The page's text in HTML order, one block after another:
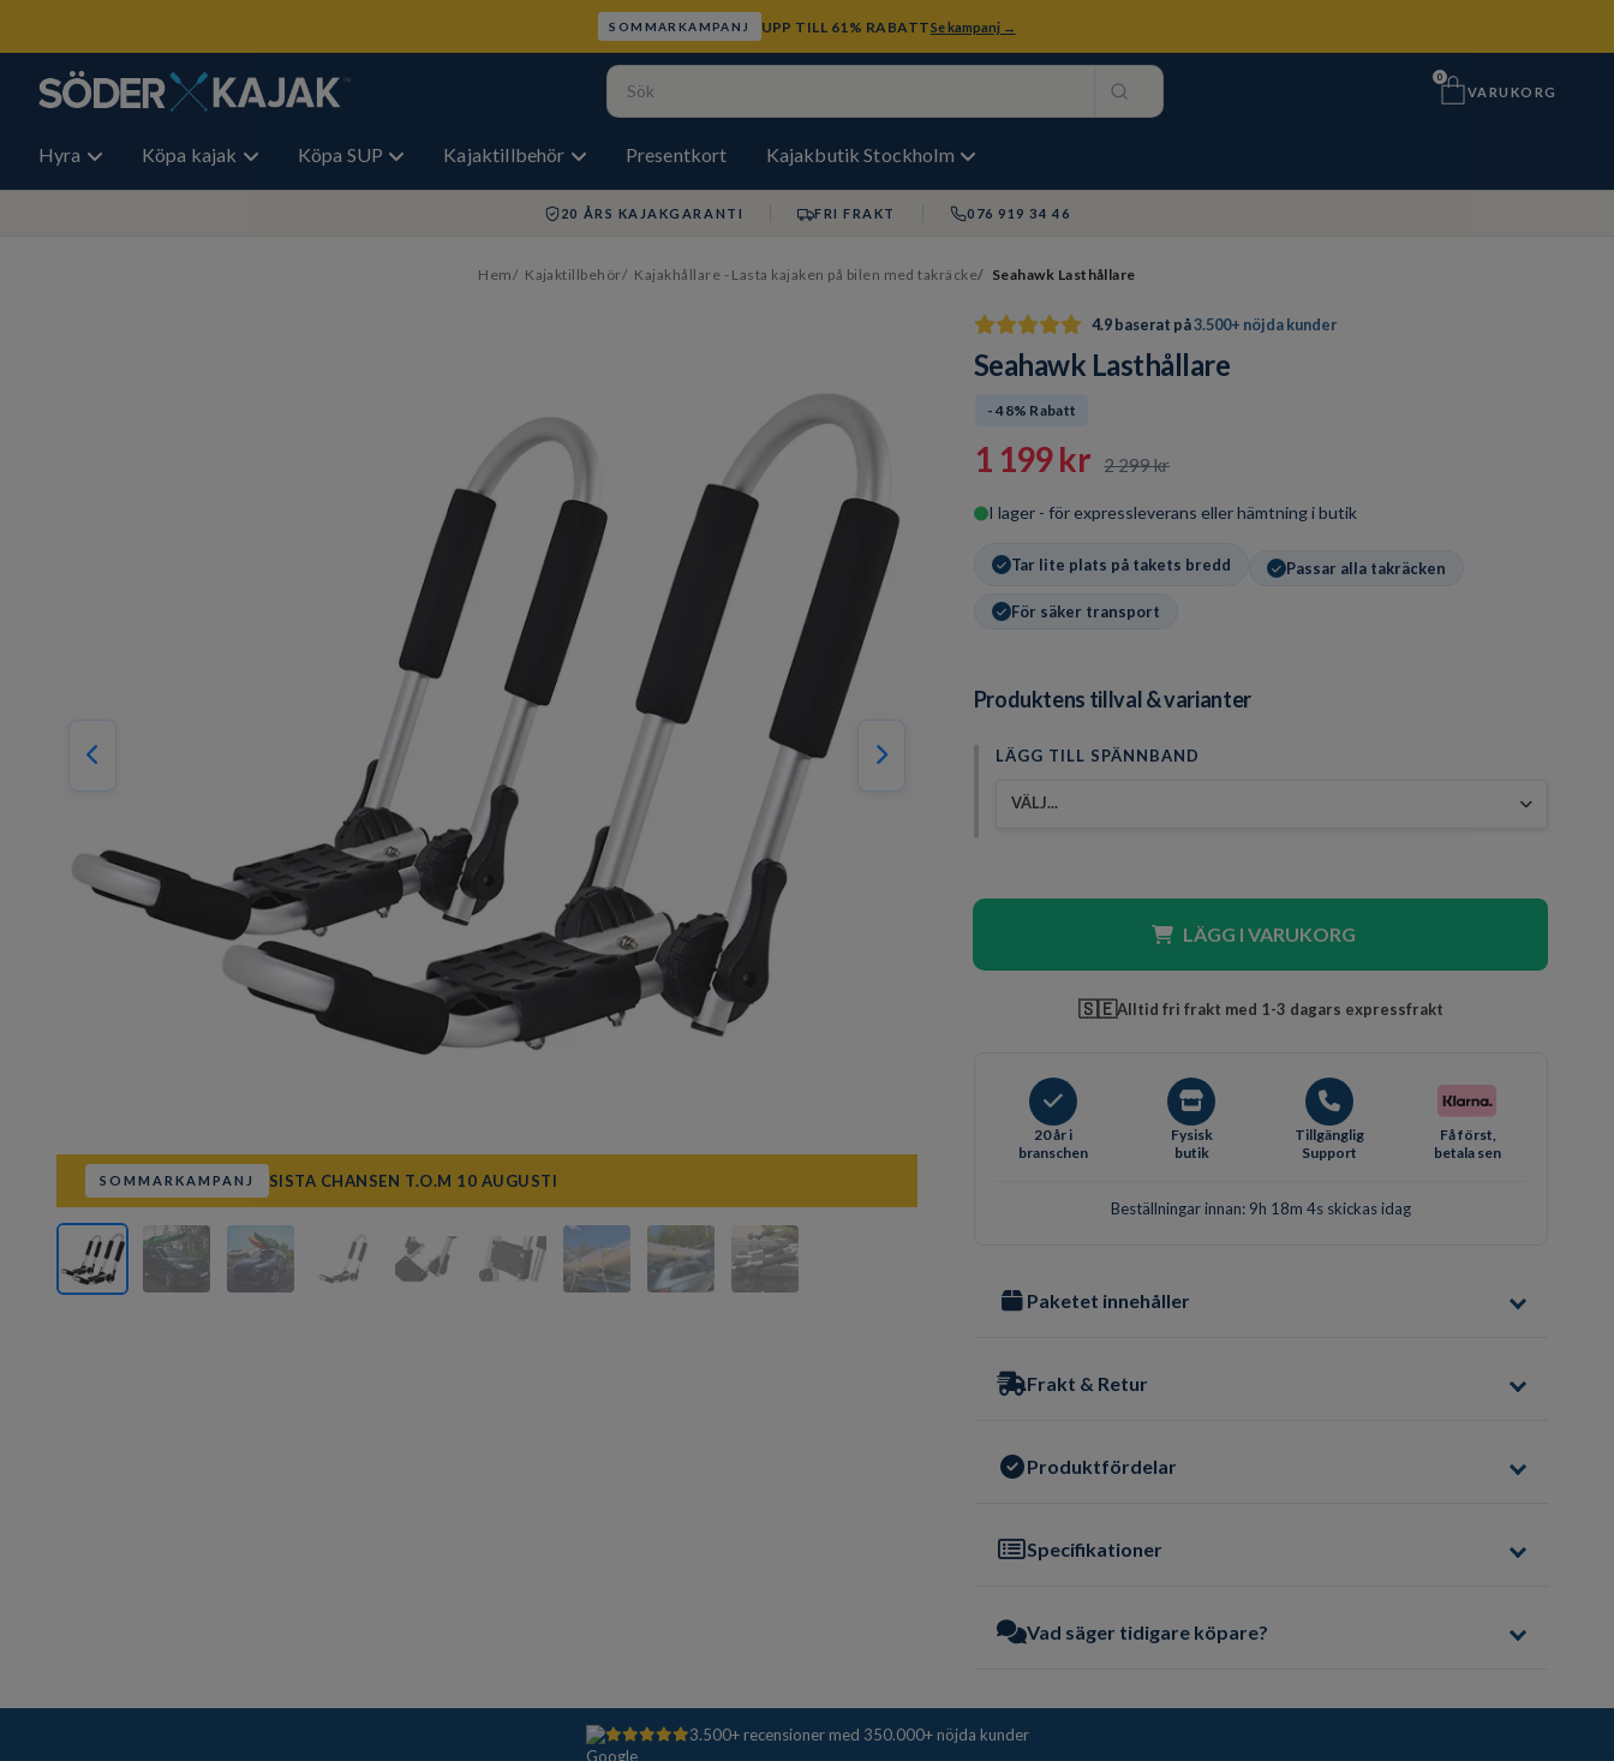
SOMMARKAMPANJ UPP TILL 61% RABATTSe kampanj →
0
VARUKORG
Hyra Köpa kajak Köpa SUP Kajaktillbehör Presentkort Kajakbutik Stockholm
20 ÅRS KAJAKGARANTI FRI FRAKT 076 919 34 46
Hem Kajaktillbehör Kajakhållare - Lasta kajaken på bilen med takräcke Seahawk Lasthållare
SOMMARKAMPANJ SISTA CHANSEN T.O.M 10 AUGUSTI
4.9 baserat på3.500+ nöjda kunder
Seahawk Lasthållare
- 48% Rabatt
1 199 kr 2 299 kr
I lager - för expressleverans eller hämtning i butik
Tar lite plats på takets bredd Passar alla takräcken
För säker transport
Produktens tillval & varianter
LÄGG TILL SPÄNNBAND
VÄLJ...
LÄGG I VARUKORG
🇸🇪Alltid fri frakt med 1-3 dagars expressfrakt
20 år i
branschen
Fysisk
butik
Tillgänglig
Support
Få först,
betala sen
Beställningar innan: 9h 18m 3s skickas idag
Paketet innehåller
Frakt & Retur
Produktfördelar
Specifikationer
Vad säger tidigare köpare?
3.500+ recensioner med 350.000+ nöjda kunder